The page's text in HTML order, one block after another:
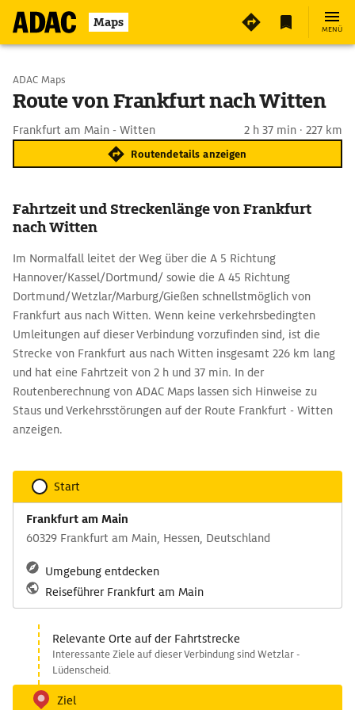
Maps MENÜ
Start wählen
ADAC Maps
Route von Frankfurt nach Witten
Frankfurt am Main - Witten 2 h 37 min · 227 km
Routendetails anzeigen
Fahrtzeit und Streckenlänge von Frankfurt
nach Witten
Im Normalfall leitet der Weg über die A 5 Richtung
Hannover/Kassel/Dortmund/ sowie die A 45 Richtung
Dortmund/Wetzlar/Marburg/Gießen schnellstmöglich von
Frankfurt aus nach Witten. Wenn keine verkehrsbedingten
Umleitungen auf dieser Verbindung vorzufinden sind, ist die
Strecke von Frankfurt aus nach Witten insgesamt 226 km lang
und hat eine Fahrtzeit von 2 h und 37 min. In der
Routenberechnung von ADAC Maps lassen sich Hinweise zu
Staus und Verkehrsstörungen auf der Route Frankfurt - Witten
anzeigen.
Start
Frankfurt am Main
60329 Frankfurt am Main, Hessen, Deutschland
Umgebung entdecken
Reiseführer Frankfurt am Main
Relevante Orte auf der Fahrtstrecke
Interessante Ziele auf dieser Verbindung sind Wetzlar -
Lüdenscheid.
Ziel